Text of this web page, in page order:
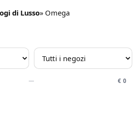
di Lusso» Omega
NEGOZIO
— € 0